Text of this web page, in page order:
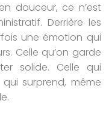
douceur, ce n’est
Derrière les
une émotion qui
Celle qu’on garde
solide. Celle qui
surprend, même